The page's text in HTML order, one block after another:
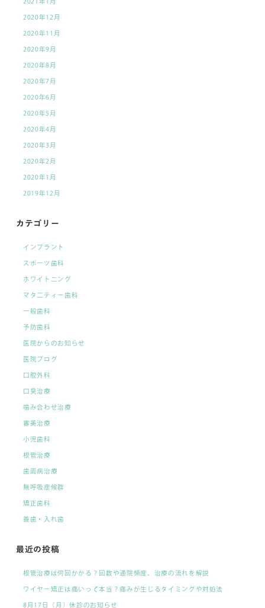
2020年12月
2020年11月
2020年9月
2020年8月
2020年7月
2020年6月
2020年5月
2020年4月
2020年3月
2020年2月
2020年1月
2019年12月
カテゴリー
インプラント
スポーツ歯科
ホワイトニング
マタ二ティー歯科
一般歯科
予防歯科
医院からのお知らせ
医院ブログ
口腔外科
口臭治療
噛み合わせ治療
審美治療
小児歯科
根管治療
歯周病治療
無呼吸症候群
矯正歯科
義歯・入れ歯
最近の投稿
根管治療は何回かかる？回数や通院頻度、治療の流れを解説
ワイヤー矯正は痛いって本当？痛みが生じるタイミングや対処法
8月17日（月）休診のお知らせ